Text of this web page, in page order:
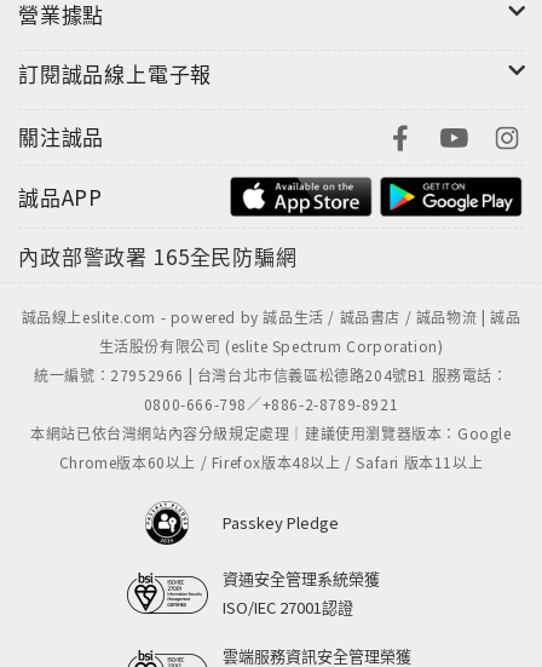
營業據點
訂閱誠品線上電子報
關注誠品
誠品APP
內政部警政署 165全民防騙網
誠品線上eslite.com - powered by 誠品生活 / 誠品書店 / 誠品物流 | 誠品
生活股份有限公司 (eslite Spectrum Corporation)
統一編號：27952966 | 台灣台北市信義區松德路204號B1 服務電話：
0800-666-798／+886-2-8789-8921
本網站已依台灣網站內容分級規定處理｜建議使用瀏覽器版本：Google
Chrome版本60以上 / Firefox版本48以上 / Safari 版本11以上
Passkey Pledge
資通安全管理系統榮獲
ISO/IEC 27001認證
雲端服務資訊安全管理榮獲